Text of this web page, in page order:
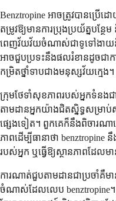
Benztropine អាច​ត្រូវ​បាន​ប្រើ​
តម្រូវ​ឱ្យ​មាន​ការ​ប្រុង​ប្រយ័ត្ន​បន្ថ
ពេញវ័យ​វ័យ​ចំណាស់​ជា​ទូទៅ​ងាយ​នឹ
អាច​ជួប​ប្រទះ​នឹង​ផល​រំខាន​ដូច​ជា​ក
កម្រិត​ថ្នាំ​ទាប​ជាង​មនុស្ស​វ័យ​ក្មេង។
ក្រុម​ថែទាំ​សុខភាព​របស់​អ្នក​ទំនង​ជ
តាមដាន​អ្នក​យ៉ាង​ជិត​ស្និទ្ធ​សម្រា
ផ្សេង​ទៀត។ ពួកគេ​ក៏​នឹង​ពិចារណា​
ភាព​ដើម្បី​ធានា​ថា benztropine នឹ
របស់​អ្នក ឬ​ធ្វើ​ឱ្យ​ស្ថានភាព​ដែល​ម
ការ​ណាត់​ជួប​តាមដាន​ជា​ប្រចាំ​គឺ​
ចំណាស់​ដែល​លេប benztropine។ វ